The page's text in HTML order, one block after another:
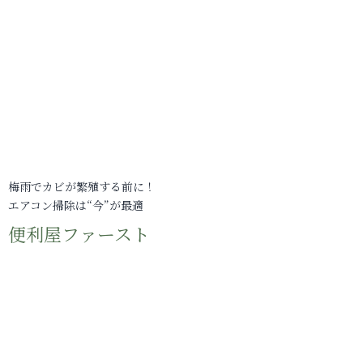
梅雨でカビが繁殖する前に！
エアコン掃除は“今”が最適
便利屋ファースト